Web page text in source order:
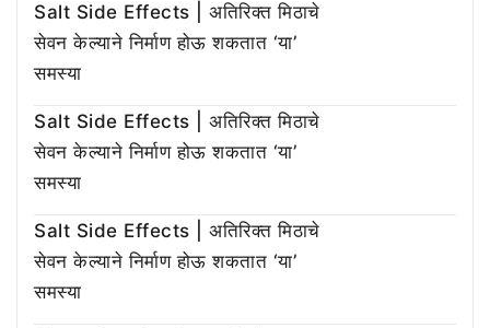
Salt Side Effects | अतिरिक्त मिठाचे
सेवन केल्याने निर्माण होऊ शकतात ‘या’
समस्या
Salt Side Effects | अतिरिक्त मिठाचे
सेवन केल्याने निर्माण होऊ शकतात ‘या’
समस्या
Salt Side Effects | अतिरिक्त मिठाचे
सेवन केल्याने निर्माण होऊ शकतात ‘या’
समस्या